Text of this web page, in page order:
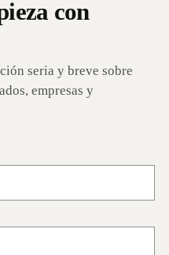
con
seria y breve sobre
empresas y